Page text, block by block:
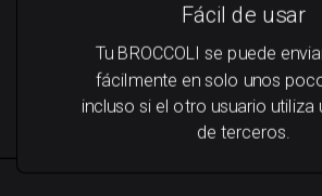
Fácil de usar
Tu BROCCOLI se puede
fácilmente en solo unos
incluso si el otro usuario utiliza
de terceros.